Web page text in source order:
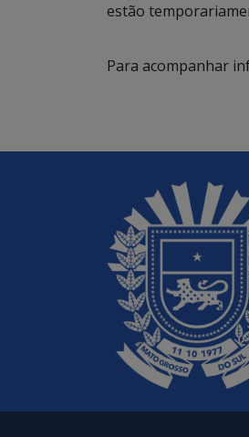
estão
Para acompanhar